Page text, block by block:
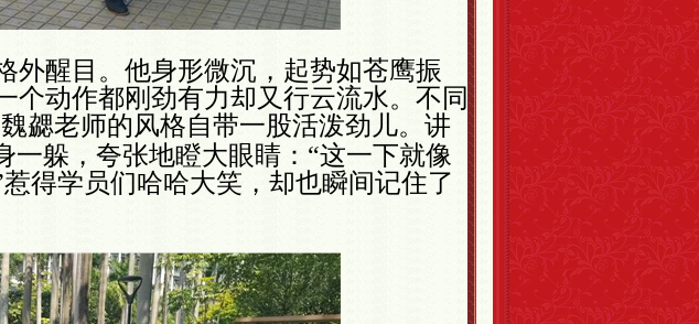
外醒目。他身形微沉，起势如苍鹰振
个动作都刚劲有力却又行云流水。不同
勰老师的风格自带一股活泼劲儿。讲
一躲，夸张地瞪大眼睛：“这一下就像
得学员们哈哈大笑，却也瞬间记住了